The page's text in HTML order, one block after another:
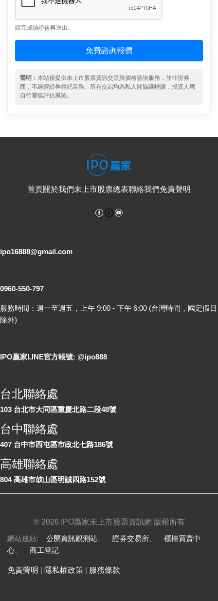
請完成驗證後再送出。
免費諮詢報價
聲明： 本站僅提供未上市股票資訊交流與價格諮詢服務，並非證券
商，不經營證券經紀業務。所有交易均為私人間協議轉讓，投資人應
自行審慎評估風險。
首頁關於我們未上市股票總表聯絡我們免責聲明
Facebook
ipo16888@gmail.com
0960-550-797
服務時間：週一至週五，上午 9:00 - 下午 6:00 (台灣時間，國定假日
除外)
IPO贏家LINE官方帳號: @ipo888
台北聯絡處
103 台北市大同區重慶北路二段48號
台中聯絡處
407 台中市西屯區市政北七路186號
高雄聯絡處
804 高雄市鼓山區明誠四路152號
© 2026 IPO贏家未上市股票資訊網 版權所有
網站連結: 公開資訊觀測站 證券交易所
櫃檯買賣中
心
商工登記
免責聲明 隱私權政策 服務條款